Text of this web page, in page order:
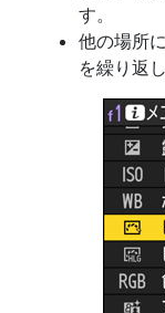
す。
他の場所
を繰り返